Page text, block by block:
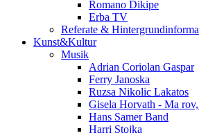
Romano Dikipe
Erba TV
Referate &
Kunst&Kultur
Musik
Adrian Coriolan Gaspar
Ferry Janoska
Ruzsa Nikolic Lakatos
Gisela Horvath - Ma
Hans Samer Band
Harri Stojka